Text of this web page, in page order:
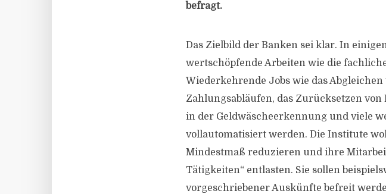
befragt.
Das Zielbild der Banken sei klar. In
wertschöpfende Arbeiten wie die
Wiederkehrende Jobs wie das
Zahlungsabläufen, das Zurücksetzen
in der Geldwäscheerkennung und viele
vollautomatisiert werden. Die Institute
Mindestmaß reduzieren und ihre
Tätigkeiten“ entlasten. Sie sollen
vorgeschriebener Auskünfte befreit